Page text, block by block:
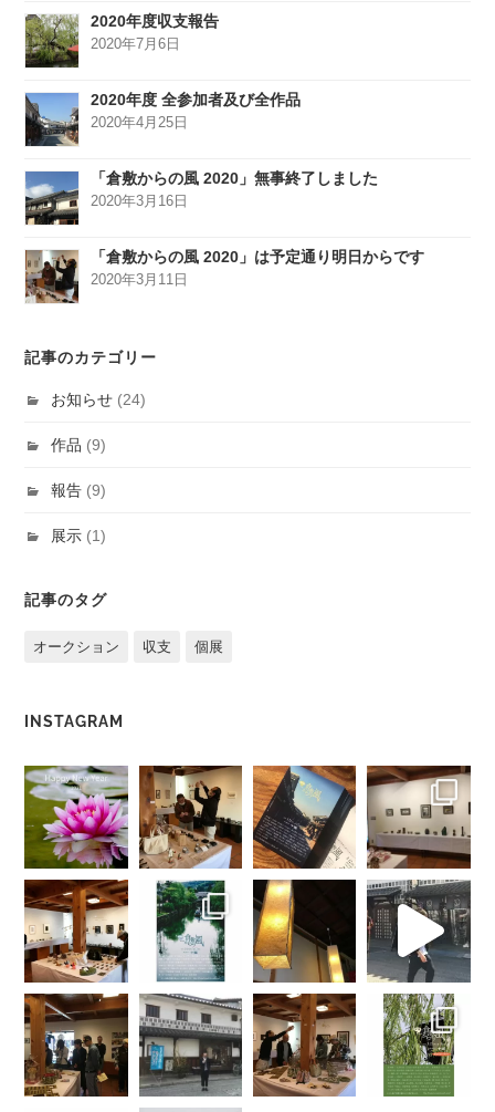
2020年度収支報告
2020年7月6日
2020年度 全参加者及び全作品
2020年4月25日
「倉敷からの風 2020」無事終了しました
2020年3月16日
「倉敷からの風 2020」は予定通り明日からです
2020年3月11日
記事のカテゴリー
お知らせ (24)
作品 (9)
報告 (9)
展示 (1)
記事のタグ
オークション 収支 個展
INSTAGRAM